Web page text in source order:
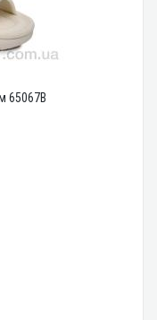
65067B